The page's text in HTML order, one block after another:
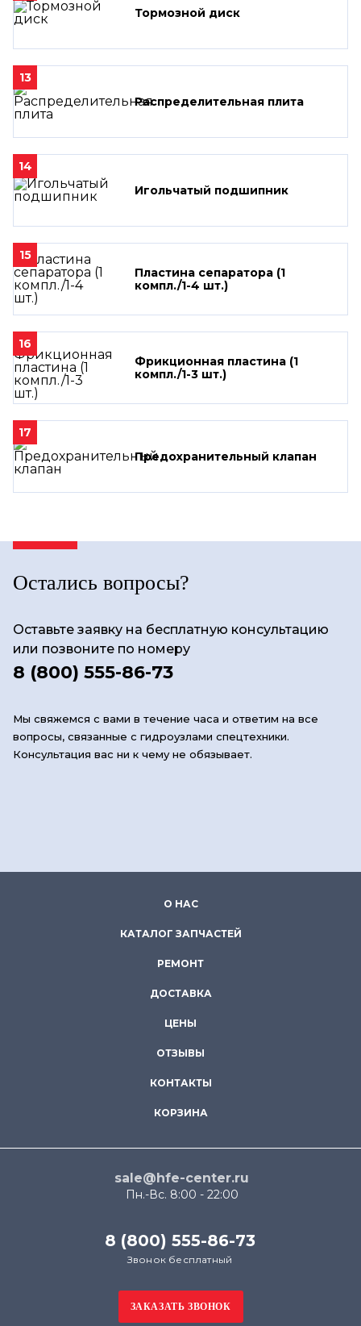
Тормозной диск
13
Распределительная плита
14
Игольчатый подшипник
15
Пластина сепаратора (1
компл./1-4 шт.)
16
Фрикционная пластина (1
компл./1-3 шт.)
17
Предохранительный клапан
Остались вопросы?
Оставьте заявку на бесплатную консультацию
или позвоните по номеру
8 (800) 555-86-73
Мы свяжемся с вами в течение часа и ответим на все
вопросы, связанные с гидроузлами спецтехники.
Консультация вас ни к чему не обязывает.
О НАС
КАТАЛОГ ЗАПЧАСТЕЙ
РЕМОНТ
ДОСТАВКА
ЦЕНЫ
ОТЗЫВЫ
КОНТАКТЫ
КОРЗИНА
sale@hfe-center.ru
Пн.-Вс. 8:00 - 22:00
8 (800) 555-86-73
Звонок бесплатный